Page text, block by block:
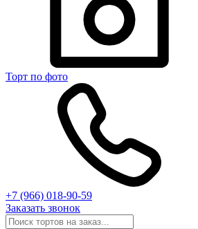
Торт по фото
+7 (966) 018-90-59
Заказать звонок